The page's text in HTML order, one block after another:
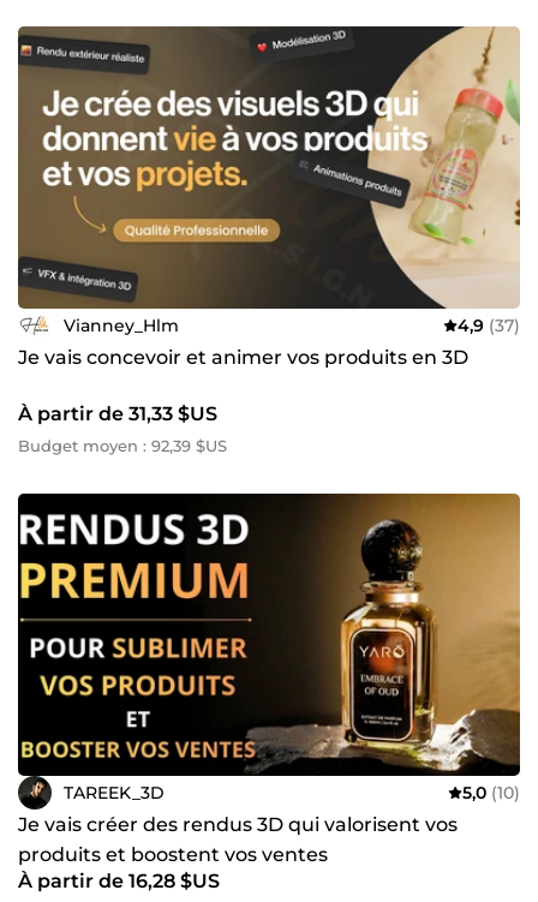
Vianney_Hlm 4,9 (37)
Je vais concevoir et animer vos produits en 3D
À partir de 31,33 $US
Budget moyen : 92,39 $US
TAREEK_3D 5,0 (10)
Je vais créer des rendus 3D qui valorisent vos
produits et boostent vos ventes
À partir de 16,28 $US